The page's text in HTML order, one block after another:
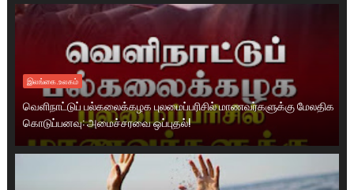
இலங்கை.உலகம்
வெளிநாட்டுப் பல்கலைக்கழக புலமைப்பரிசில் மாணவர்களுக்கு மேலதிக
கொடுப்பனவு: அமைச்சரவை ஒப்புதல்!